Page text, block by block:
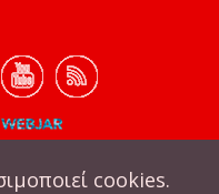
cookies.